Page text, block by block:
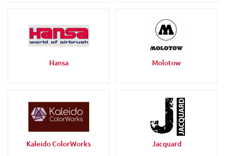
Hansa Molotow
Kaleido ColorWorks Jacquard